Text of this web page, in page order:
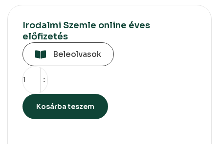
Irodalmi Szemle online éves
előfizetés
Beleolvasok
Kosárba teszem